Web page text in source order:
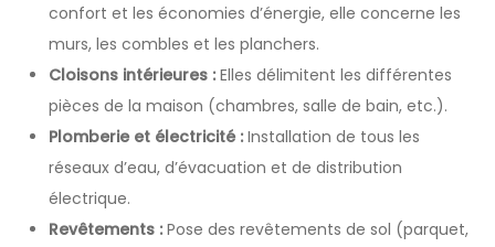
confort et les économies d’énergie, elle concerne les
murs, les combles et les planchers.
Cloisons intérieures : Elles délimitent les différentes
pièces de la maison (chambres, salle de bain, etc.).
Plomberie et électricité : Installation de tous les
réseaux d’eau, d’évacuation et de distribution
électrique.
Revêtements : Pose des revêtements de sol (parquet,